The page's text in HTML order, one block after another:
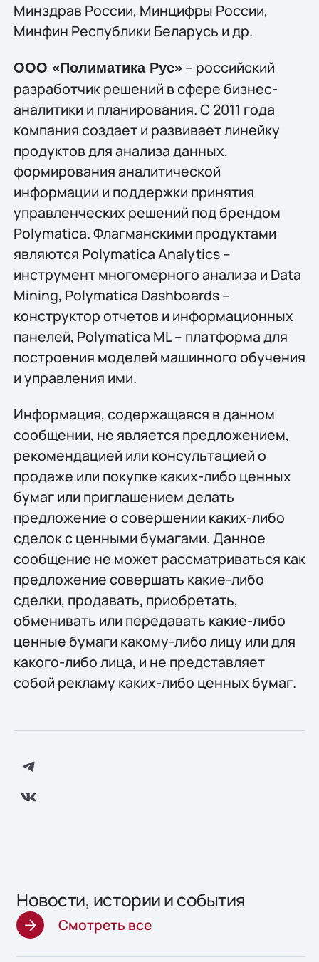
Минздрав России, Минцифры России,
Минфин Республики Беларусь и др.
ООО «Полиматика Рус»– российский
разработчик решений в сфере бизнес-
аналитики и планирования. С 2011 года
компания создает и развивает линейку
продуктов для анализа данных,
формирования аналитической
информации и поддержки принятия
управленческих решений под брендом
Polymatica. Флагманскими продуктами
являются Polymatica Analytics –
инструмент многомерного анализа и Data
Mining, Polymatica Dashboards –
конструктор отчетов и информационных
панелей, Polymatica ML – платформа для
построения моделей машинного обучения
и управления ими.
Информация, содержащаяся в данном
сообщении, не является предложением,
рекомендацией или консультацией о
продаже или покупке каких-либо ценных
бумаг или приглашением делать
предложение о совершении каких-либо
сделок с ценными бумагами. Данное
сообщение не может рассматриваться как
предложение совершать какие-либо
сделки, продавать, приобретать,
обменивать или передавать какие-либо
ценные бумаги какому-либо лицу или для
какого-либо лица, и не представляет
собой рекламу каких-либо ценных бумаг.
Новости, истории и события
Смотреть все